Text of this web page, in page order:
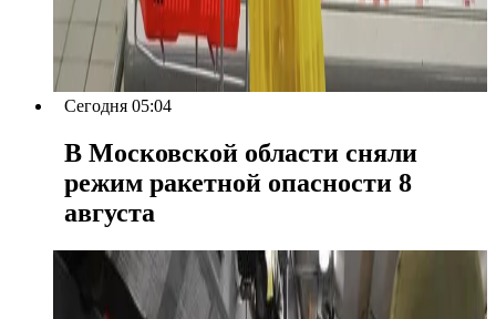
Сегодня 05:04
В Московской области сняли
режим ракетной опасности 8
августа